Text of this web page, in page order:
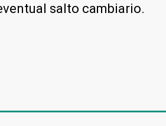
salto cambiario.